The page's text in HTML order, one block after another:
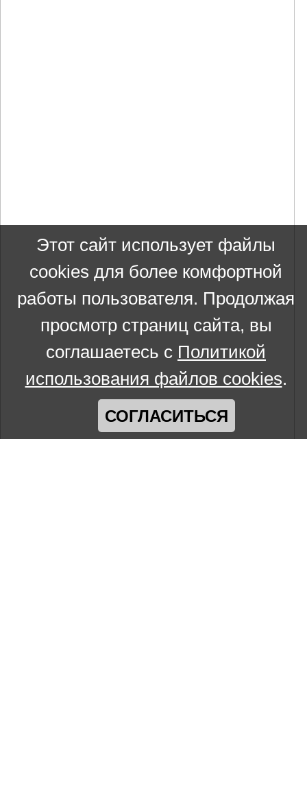
Этот сайт использует файлы
cookies для более комфортной
работы пользователя. Продолжая
просмотр страниц сайта, вы
соглашаетесь с Политикой
использования файлов cookies.
СОГЛАСИТЬСЯ